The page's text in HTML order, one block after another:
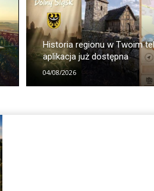
Historia regionu w Twoim
aplikacja już dostępna
04/08/2026